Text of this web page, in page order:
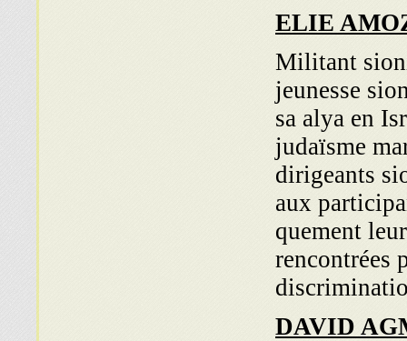
ELIE
Militant
jeunesse
sa alya en
judaïsme
dirigeants
aux
quement
rencontrées
DAVID